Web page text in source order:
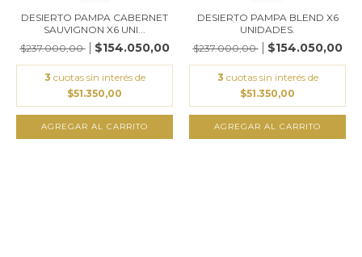
DESIERTO PAMPA CABERNET
SAUVIGNON X6 UNI...
$237.000,00
$154.050,00
3 cuotas sin interés de
$51.350,00
AGREGAR AL CARRITO
DESIERTO PAMPA BLEND X6
UNIDADES.
$237.000,00
$154.050,00
3 cuotas sin interés de
$51.350,00
AGREGAR AL CARRITO